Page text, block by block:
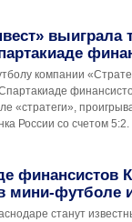
выиграла
компании
«стратеги»,
России со счетом 5:2.
финансистов
мини-футболе
станут